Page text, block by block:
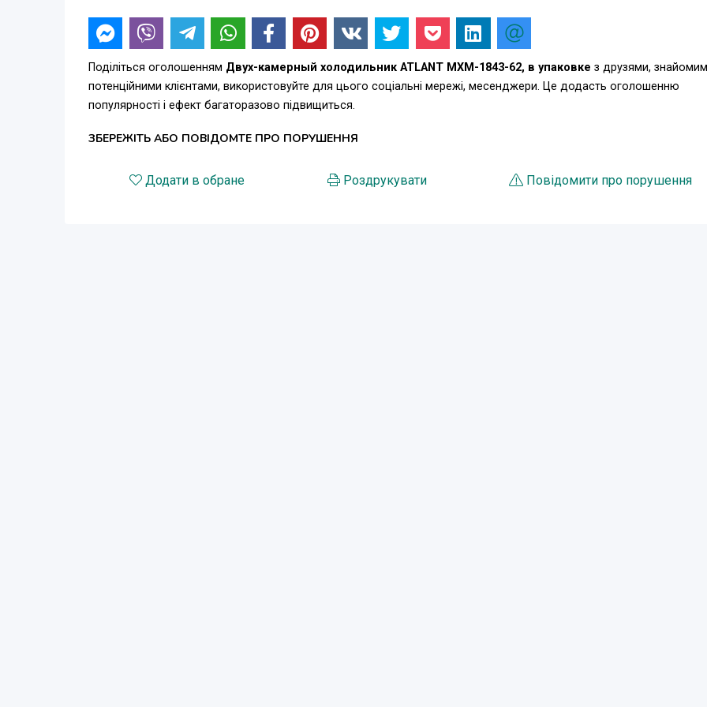
Поділіться оголошенням Двух-камерный холодильник ATLANT MXM-1843-62, в упаковке з друзями,
потенційними клієнтами, використовуйте для цього соціальні мережі, месенджери. Це додасть оголошенню
популярності і ефект багаторазово підвищиться.
ЗБЕРЕЖІТЬ АБО ПОВІДОМТЕ ПРО ПОРУШЕННЯ
Додати в обране Роздрукувати Повідомити про порушення